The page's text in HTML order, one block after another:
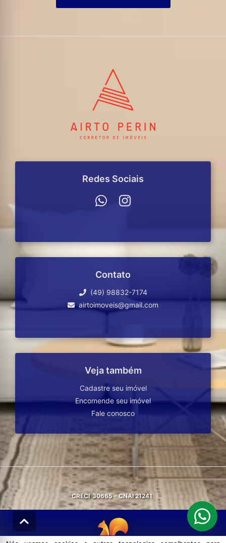
Redes Sociais
Contato
(49) 98832-7174
airtoimoveis@gmail.com
Veja também
Cadastre seu imóvel
Encomende seu imóvel
Fale conosco
CRECI 30665 - CNAI 21241